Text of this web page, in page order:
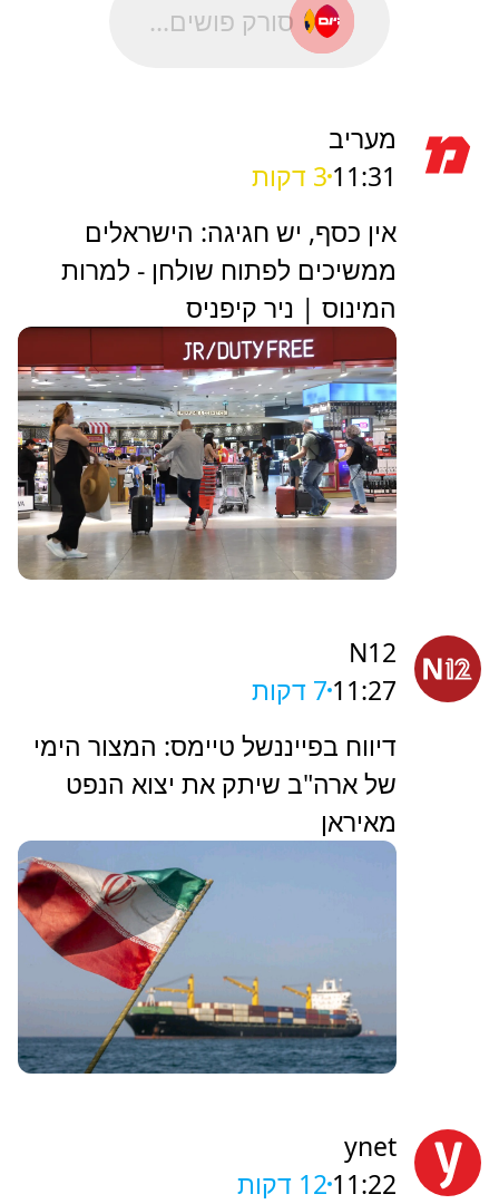
סורק פושים...
מעריב
11:31 3 דקות
אין כסף, יש חגיגה: הישראלים
ממשיכים לפתוח שולחן - למרות
המינוס | ניר קיפניס
N12
11:27 7 דקות
דיווח בפייננשל טיימס: המצור הימי
של ארה"ב שיתק את יצוא הנפט
מאיראן
ynet
11:22 12 דקות